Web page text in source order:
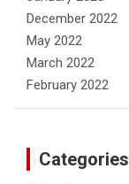
December 2022
May 2022
March 2022
February 2022
Categories